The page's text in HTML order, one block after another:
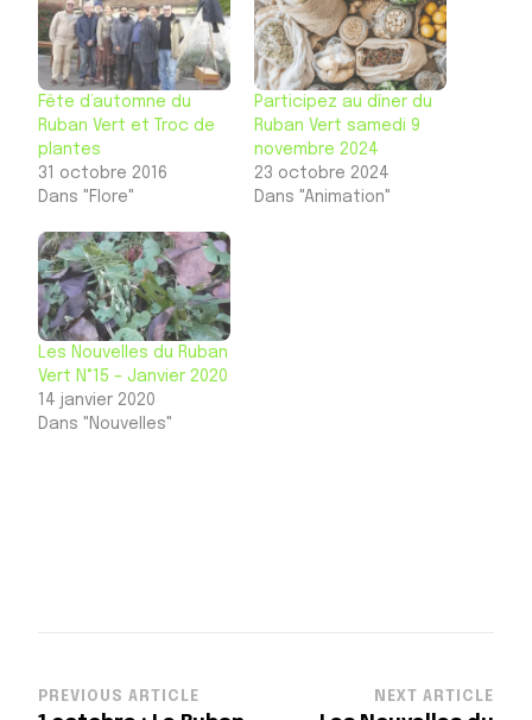
Fête d’automne du
Ruban Vert et Troc de
plantes
31 octobre 2016
Dans "Flore"
Participez au dîner du
Ruban Vert samedi 9
novembre 2024
23 octobre 2024
Dans "Animation"
Les Nouvelles du Ruban
Vert N°15 – Janvier 2020
14 janvier 2020
Dans "Nouvelles"
Post
PREVIOUS ARTICLE NEXT ARTICLE